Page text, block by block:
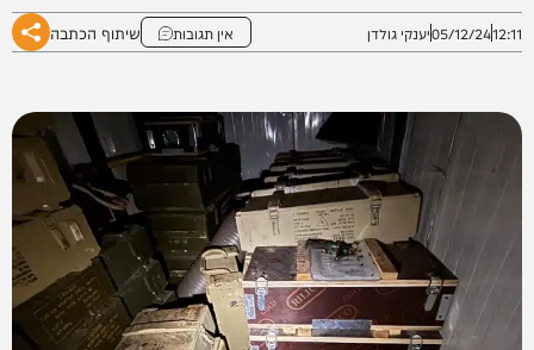
12:11
05/12/24יענקי גולדן אין תגובות שיתוף הכתבה